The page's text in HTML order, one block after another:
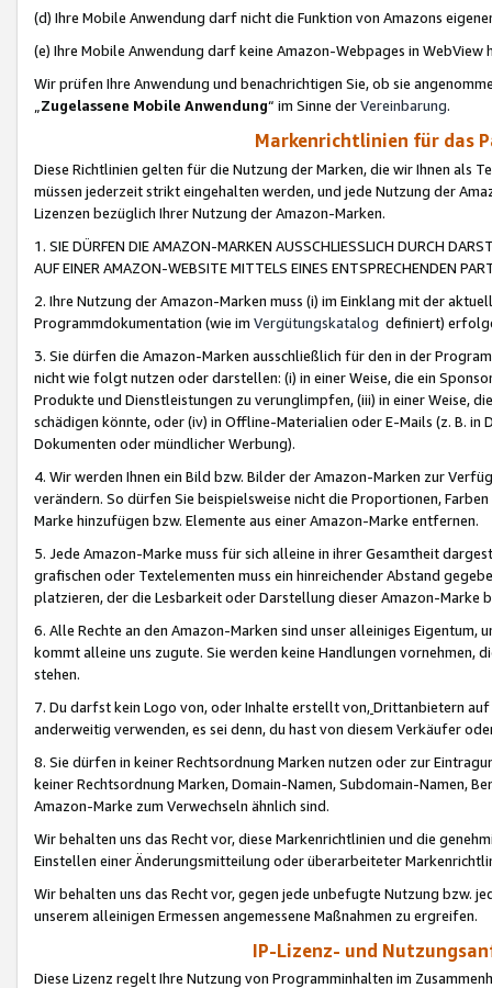
(d) Ihre Mobile Anwendung darf nicht die Funktion von Amazons
(e) Ihre Mobile Anwendung darf keine Amazon-Webpages in WebView
Wir prüfen Ihre Anwendung und benachrichtigen Sie, ob sie
„Zugelassene Mobile Anwendung“ im Sinne derVereinbarung.
Markenrichtlinien für das
Diese Richtlinien gelten für die Nutzung der Marken, die wir Ihnen als
müssen jederzeit strikt eingehalten werden, und jede Nutzung der
Lizenzen bezüglich Ihrer Nutzung der Amazon-Marken.
1. SIE DÜRFEN DIE AMAZON-MARKEN AUSSCHLIESSLICH DURCH
AUF EINER AMAZON-WEBSITE MITTELS EINES ENTSPRECHENDEN
2. Ihre Nutzung der Amazon-Marken muss (i) im Einklang mit der
Programmdokumentation (wie im Vergütungskatalog definiert)
3. Sie dürfen die Amazon-Marken ausschließlich für den in der
nicht wie folgt nutzen oder darstellen: (i) in einer Weise, die ein
Produkte und Dienstleistungen zu verunglimpfen, (iii) in einer Weise,
schädigen könnte, oder (iv) in Offline-Materialien oder E-Mails (z. B. in
Dokumenten oder mündlicher Werbung).
4. Wir werden Ihnen ein Bild bzw. Bilder der Amazon-Marken zur
verändern. So dürfen Sie beispielsweise nicht die Proportionen,
Marke hinzufügen bzw. Elemente aus einer Amazon-Marke entfernen.
5. Jede Amazon-Marke muss für sich alleine in ihrer Gesamtheit
grafischen oder Textelementen muss ein hinreichender Abstand
platzieren, der die Lesbarkeit oder Darstellung dieser Amazon-Marke
6. Alle Rechte an den Amazon-Marken sind unser alleiniges
kommt alleine uns zugute. Sie werden keine Handlungen vornehmen,
stehen.
7. Du darfst kein Logo von, oder Inhalte erstellt von,Drittanbietern auf
anderweitig verwenden, es sei denn, du hast von diesem Verkäufer
8. Sie dürfen in keiner Rechtsordnung Marken nutzen oder zur
keiner Rechtsordnung Marken, Domain-Namen, Subdomain-Namen,
Amazon-Marke zum Verwechseln ähnlich sind.
Wir behalten uns das Recht vor, diese Markenrichtlinien und die
Einstellen einer Änderungsmitteilung oder überarbeiteter
Wir behalten uns das Recht vor, gegen jede unbefugte Nutzung bzw.
unserem alleinigen Ermessen angemessene Maßnahmen zu ergreifen.
IP-Lizenz- und
Diese Lizenz regelt Ihre Nutzung von Programminhalten im